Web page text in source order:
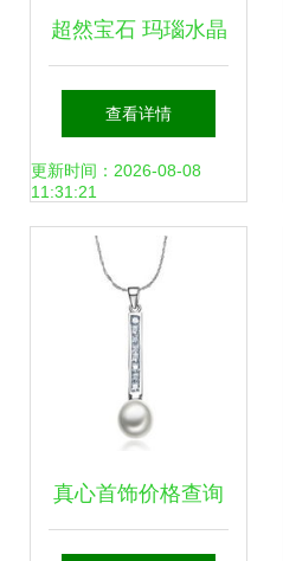
超然宝石 玛瑙水晶
吊坠的匠心之作与
批发选择
查看详情
更新时间：2026-08-08
11:31:21
真心首饰价格查询